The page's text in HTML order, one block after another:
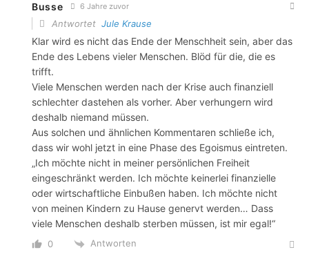
Busse 6 Jahre zuvor
Antwortet Jule Krause
Klar wird es nicht das Ende der Menschheit sein, aber das
Ende des Lebens vieler Menschen. Blöd für die, die es
trifft.
Viele Menschen werden nach der Krise auch finanziell
schlechter dastehen als vorher. Aber verhungern wird
deshalb niemand müssen.
Aus solchen und ähnlichen Kommentaren schließe ich,
dass wir wohl jetzt in eine Phase des Egoismus eintreten.
„Ich möchte nicht in meiner persönlichen Freiheit
eingeschränkt werden. Ich möchte keinerlei finanzielle
oder wirtschaftliche Einbußen haben. Ich möchte nicht
von meinen Kindern zu Hause genervt werden… Dass
viele Menschen deshalb sterben müssen, ist mir egal!“
0 Antworten